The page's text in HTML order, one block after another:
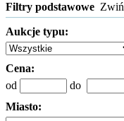
Filtry podstawowe Zwiń
Aukcje typu:
Cena:
od
do
Miasto: